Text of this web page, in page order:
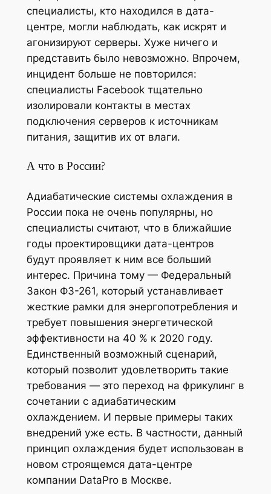
специалисты, кто находился в дата-
центре, могли наблюдать, как искрят и
агонизируют серверы. Хуже ничего и
представить было невозможно. Впрочем,
инцидент больше не повторился:
специалисты Facebook тщательно
изолировали контакты в местах
подключения серверов к источникам
питания, защитив их от влаги.
А что в России?
Адиабатические системы охлаждения в
России пока не очень популярны, но
специалисты считают, что в ближайшие
годы проектировщики дата-центров
будут проявляет к ним все больший
интерес. Причина тому — Федеральный
Закон ФЗ-261, который устанавливает
жесткие рамки для энергопотребления и
требует повышения энергетической
эффективности на 40 % к 2020 году.
Единственный возможный сценарий,
который позволит удовлетворить такие
требования — это переход на фрикулинг в
сочетании с адиабатическим
охлаждением. И первые примеры таких
внедрений уже есть. В частности, данный
принцип охлаждения будет использован в
новом строящемся дата-центре
компании DataPro в Москве.